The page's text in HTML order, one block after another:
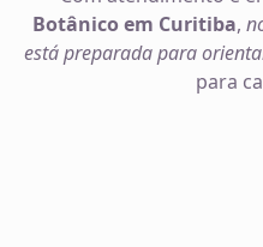
Botânico em Curitiba,
está preparada para
para